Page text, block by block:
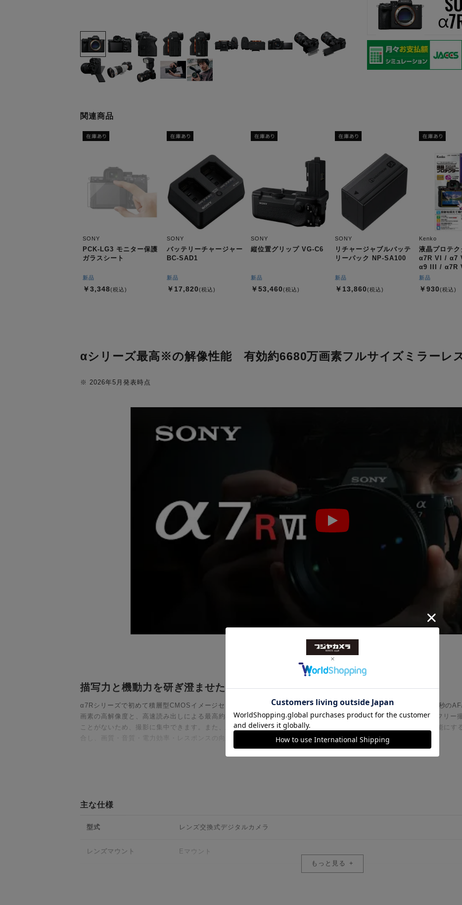
関連商品
新品
SONY
PCK-LG3 モニター保護
ガラスシート
￥3,348(税込)
新品
SONY
バッテリーチャージャー
BC-SAD1
￥17,820(税込)
新品
SONY
縦位置グリップ VG-C6
￥53,460(税込)
新品
SONY
リチャージャブルバッテ
リーパック NP-SA100
￥13,860(税込)
新品
Kenko
液晶プロテ
α7R VI / α7
α9 III / α7R
SA7R6
￥930(税込)
αシリーズ最高※の解像性能 有効約6680万画素フルサイズミラーレ
※ 2026年5月発表時点
描写力と機動力を研ぎ澄ませた、新世代のR
α7Rシリーズで初めて積層型CMOSイメージセンサー「Exmor RS（TM）」を搭載。静止画撮影時には最大約60回/秒の
画素の高解像度と、高速読み出しによる最高約30コマ/秒＊の高速連続撮影を両立しました。さらにブラックアウトフリー
ことがないため、撮影に集中できます。また、新世代の画像処理エンジン「BIONZ XR2」は高度な被写体認識を可能にす
合し、画質・音質・電力効率・レスポンスの向上を実現しました。
情、野生動物の動きの一瞬まで、緻（ち）密かつ印象的に描き出します。さらに、最大約16ストップ＊のダイナミックレ
も暗部のノイズを抑え、豊かな階調で表現。肌の質感や色あいを自然に再現し、被写体の存在感をより美し引き立てます
用した光源推定と、前面に搭載した「可視光＋IRセンサー」により、さまざまな光源下でもオートホワイトバランス（
もっと見る
主な仕様
型式 レンズ交換式デジタルカメラ
レンズマウント Eマウント
もっと見る